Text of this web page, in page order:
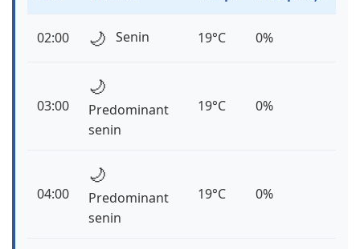
02:00 🌙 Senin 19°C 0%
03:00
🌙
Predominant
senin
19°C 0%
04:00
🌙
Predominant
senin
19°C 0%